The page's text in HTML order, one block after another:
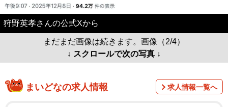
狩野英孝さんの公式Xから
まだまだ画像は続きます。画像（2/4）
↓ スクロールで次の写真 ↓
まいどなの求人情報 求人情報一覧へ